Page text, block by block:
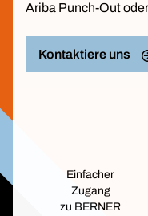
Ariba Punch-Out
Kontaktiere uns
Einfacher
Zugang
zu BERNER